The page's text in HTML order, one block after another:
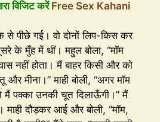
विजिट करेंFree Sex Kahani
से पीछे गई। वो दोनों लिप-किस कर
के मुँह में थीं। महुल बोला, “मॉम
नहीं होता। मैं बाहर किसी और को
और मीना।” माही बोली, “अगर मॉम
मैं पक्का उनकी चूत दिलाऊँगी।” मैं
दौड़कर आई और बोली, “मॉम,